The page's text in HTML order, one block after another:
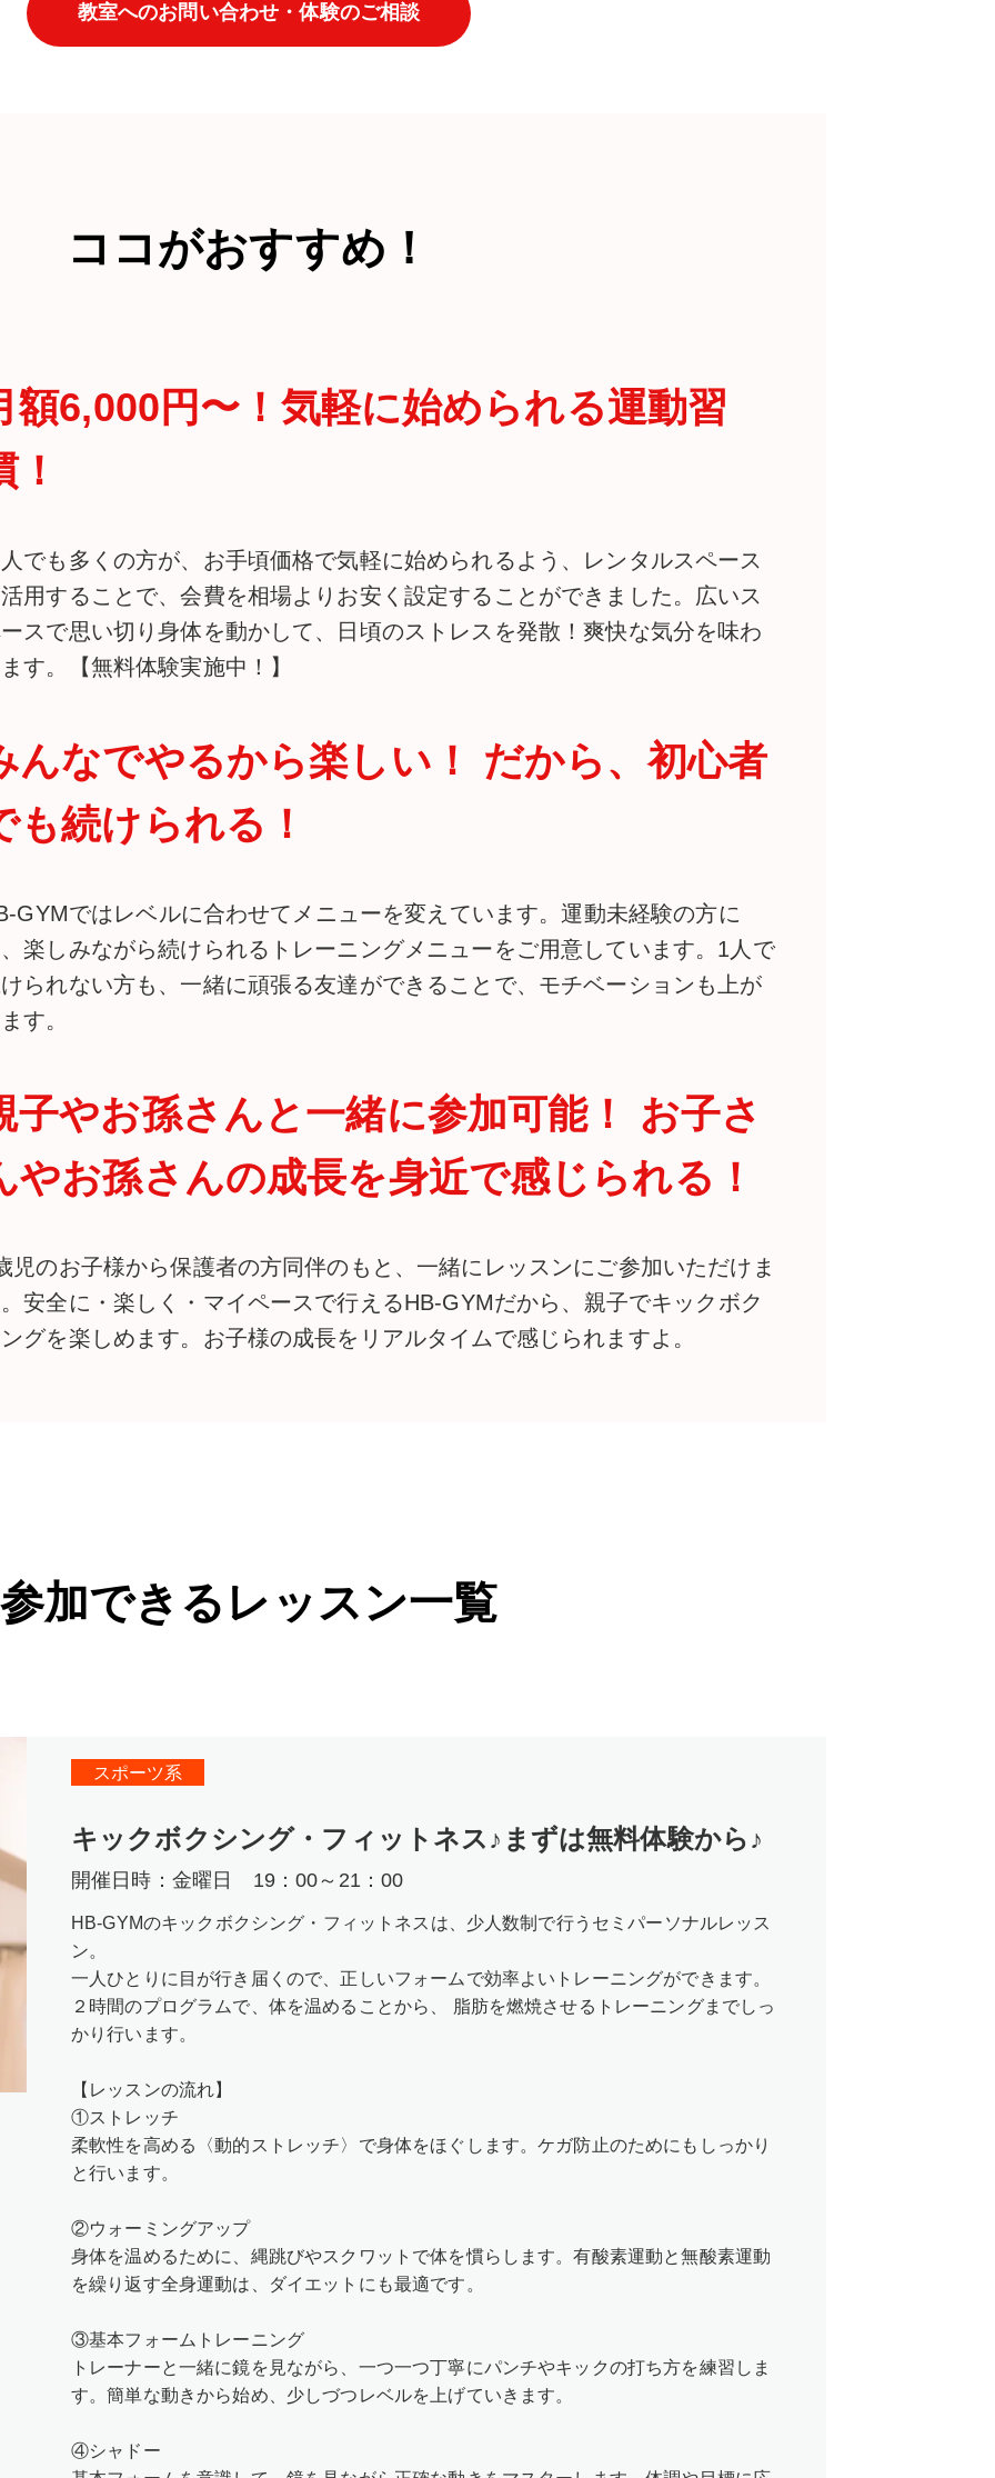
教室へのお問い合わせ・体験のご相談
ココがおすすめ！
額6,000円〜！気軽に始められる運動習
！
でも多くの方が、お手頃価格で気軽に始められるよう、レンタルスペース
用することで、会費を相場よりお安く設定することができました。広いス
スで思い切り身体を動かして、日頃のストレスを発散！爽快な気分を味わ
す。【無料体験実施中！】
んなでやるから楽しい！ だから、初心者
も続けられる！
GYMではレベルに合わせてメニューを変えています。運動未経験の方に
楽しみながら続けられるトレーニングメニューをご用意しています。1人で
られない方も、一緒に頑張る友達ができることで、モチベーションも上が
す。
子やお孫さんと一緒に参加可能！ お子さ
やお孫さんの成長を身近で感じられる！
児のお子様から保護者の方同伴のもと、一緒にレッスンにご参加いただけま
安全に・楽しく・マイペースで行えるHB-GYMだから、親子でキックボク
グを楽しめます。お子様の成長をリアルタイムで感じられますよ。
参加できるレッスン一覧
スポーツ系
キックボクシング・フィットネス♪まずは無料体験から♪
開催日時： 金曜日 19：00～21：00
HB-GYMのキックボクシング・フィットネスは、少人数制で行うセミパーソナルレッス
ン。
一人ひとりに目が行き届くので、正しいフォームで効率よいトレーニングができます。
２時間のプログラムで、体を温めることから、 脂肪を燃焼させるトレーニングまでしっ
かり行います。
【レッスンの流れ】
①ストレッチ
柔軟性を高める〈動的ストレッチ〉で身体をほぐします。ケガ防止のためにもしっかり
と行います。
②ウォーミングアップ
身体を温めるために、縄跳びやスクワットで体を慣らします。有酸素運動と無酸素運動
を繰り返す全身運動は、ダイエットにも最適です。
③基本フォームトレーニング
トレーナーと一緒に鏡を見ながら、一つ一つ丁寧にパンチやキックの打ち方を練習しま
す。簡単な動きから始め、少しづつレベルを上げていきます。
④シャドー